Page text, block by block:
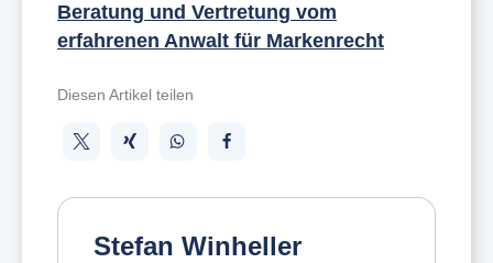
Beratung und Vertretung vom
erfahrenen Anwalt für Markenrecht
Diesen Artikel teilen
Stefan Winheller